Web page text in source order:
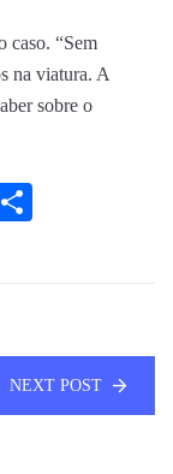
caso. “Sem
na viatura. A
sobre o
Print
NEXT POST